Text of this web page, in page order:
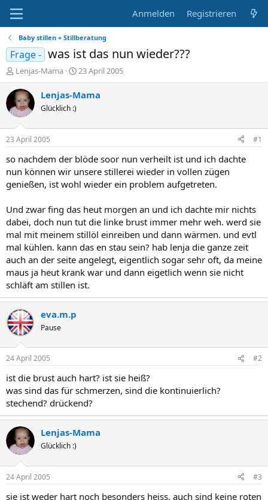
Anmelden Registrieren
Baby stillen + Stillberatung
Frage - was ist das nun wieder???
E
r
s
t
e
e
Lenjas-Mama
E
r
s
t
a
23 April 2005
Lenjas-Mama
Glücklich :)
23 April 2005 #1
so nachdem der blöde soor nun verheilt ist und ich dachte
nun können wir unsere stillerei wieder in vollen zügen
genießen, ist wohl wieder ein problem aufgetreten.
Und zwar fing das heut morgen an und ich dachte mir nichts
dabei, doch nun tut die linke brust immer mehr weh. werd sie
mal mit meinem stillöl einreiben und dann wärmen. und evtl
mal kühlen. kann das en stau sein? hab lenja die ganze zeit
auch an der seite angelegt, eigentlich sogar sehr oft, da meine
maus ja heut krank war und dann eigetlich wenn sie nicht
schläft am stillen ist.
eva.m.p
Pause
24 April 2005 #2
ist die brust auch hart? ist sie heiß?
was sind das für schmerzen, sind die kontinuierlich?
stechend? drückend?
Lenjas-Mama
Glücklich :)
24 April 2005 #3
sie ist weder hart noch besonders heiss, auch sind keine roten